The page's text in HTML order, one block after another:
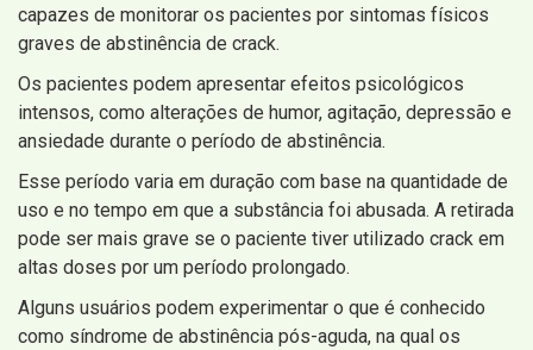
capazes de monitorar os pacientes por sintomas físicos
graves de abstinência de crack.
Os pacientes podem apresentar efeitos psicológicos
intensos, como alterações de humor, agitação, depressão e
ansiedade durante o período de abstinência.
Esse período varia em duração com base na quantidade de
uso e no tempo em que a substância foi abusada. A retirada
pode ser mais grave se o paciente tiver utilizado crack em
altas doses por um período prolongado.
Alguns usuários podem experimentar o que é conhecido
como síndrome de abstinência pós-aguda, na qual os